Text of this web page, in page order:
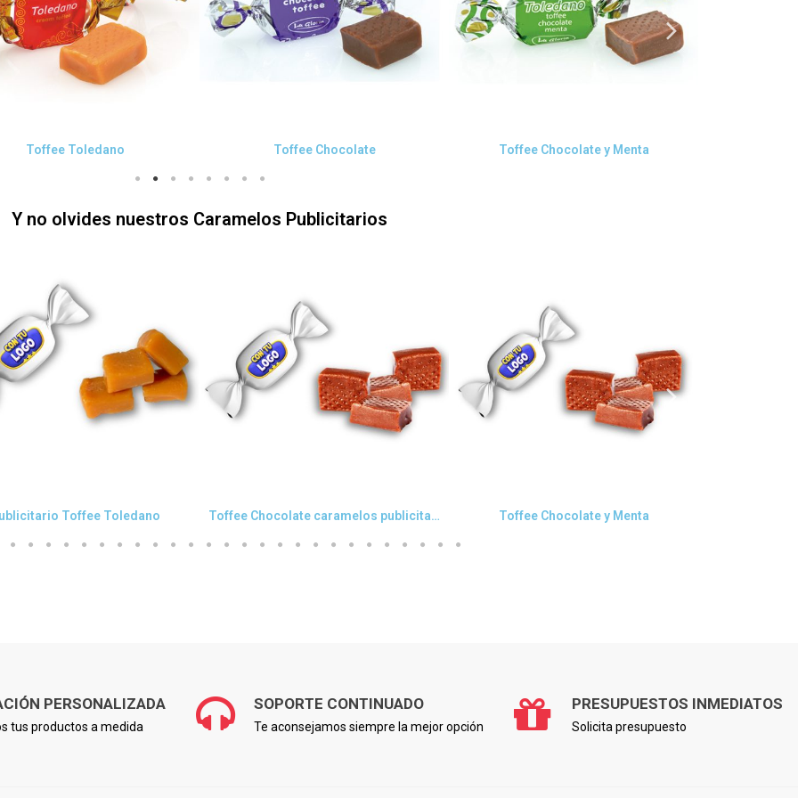
Vista rápida
Toffee Toledano Vista rápida
Toffee Chocolate Vista rápida
Toffee Chocolate y Menta
Y no olvides nuestros Caramelos Publicitarios
Vista rápida
Toffee Toledano Vista rápida Toffee Chocolate caramelos publicitarios Vista rápida
Toffee Chocolate y Menta
PERSONALIZADA
tus productos a medida
SOPORTE CONTINUADO
Te aconsejamos siempre la mejor opción
PRESUPUESTOS INMEDIATOS
Solicita presupuesto